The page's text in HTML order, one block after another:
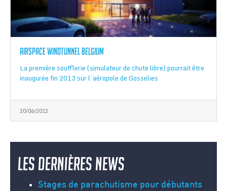
Airspace windtunnel Belgium
La première soufflerie (simulateur de chute libre) pourrait être
inaugurée fin 2013 sur l’aéropole de Gosselies
20/06/2012
Les dernières news
Stages de parachutisme pour débutants